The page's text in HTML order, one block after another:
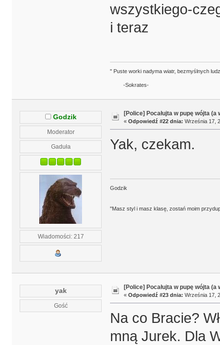
wszystkiego-
i teraz
" Puste worki nadyma wiatr, bezmyślnych
-Sokrates-
Godzik
Moderator
Gaduła
Wiadomości: 217
[Police] Pocałujta w pupę wójta (a
« Odpowiedź #22 dnia: Września 17,
Yak, czekam.
Godzik
"Masz styl i masz klasę, zostań moim
yak
Gość
[Police] Pocałujta w pupę wójta (a
« Odpowiedź #23 dnia: Września 17,
Na co Bracie?
mną Jurek. Dla